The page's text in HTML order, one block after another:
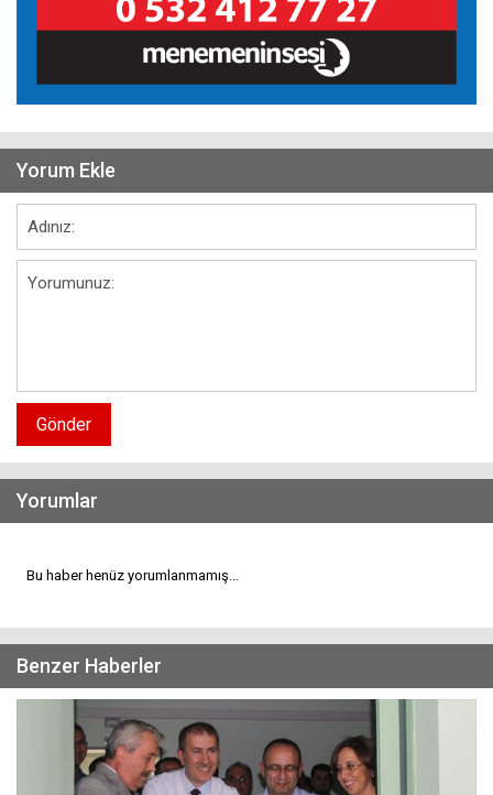
Yorum Ekle
Gönder
Yorumlar
Bu haber henüz yorumlanmamış...
Benzer Haberler